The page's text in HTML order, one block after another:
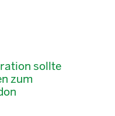
sollte
zum